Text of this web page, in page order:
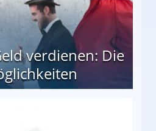
verdienen: Die